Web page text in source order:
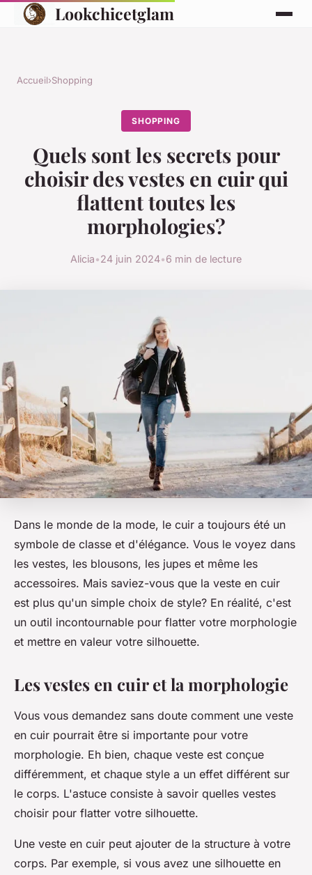
Lookchicetglam
Accueil›Shopping
SHOPPING
Quels sont les secrets pour
choisir des vestes en cuir qui
flattent toutes les
morphologies?
Alicia•24 juin 2024•6 min de lecture
Dans le monde de la mode, le cuir a toujours été un
symbole de classe et d'élégance. Vous le voyez dans
les vestes, les blousons, les jupes et même les
accessoires. Mais saviez-vous que la veste en cuir
est plus qu'un simple choix de style? En réalité, c'est
un outil incontournable pour flatter votre morphologie
et mettre en valeur votre silhouette.
Les vestes en cuir et la morphologie
Vous vous demandez sans doute comment une veste
en cuir pourrait être si importante pour votre
morphologie. Eh bien, chaque veste est conçue
différemment, et chaque style a un effet différent sur
le corps. L'astuce consiste à savoir quelles vestes
choisir pour flatter votre silhouette.
Une veste en cuir peut ajouter de la structure à votre
corps. Par exemple, si vous avez une silhouette en